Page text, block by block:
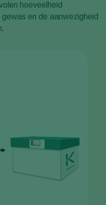
hoeveelheid
en de aanwezigheid